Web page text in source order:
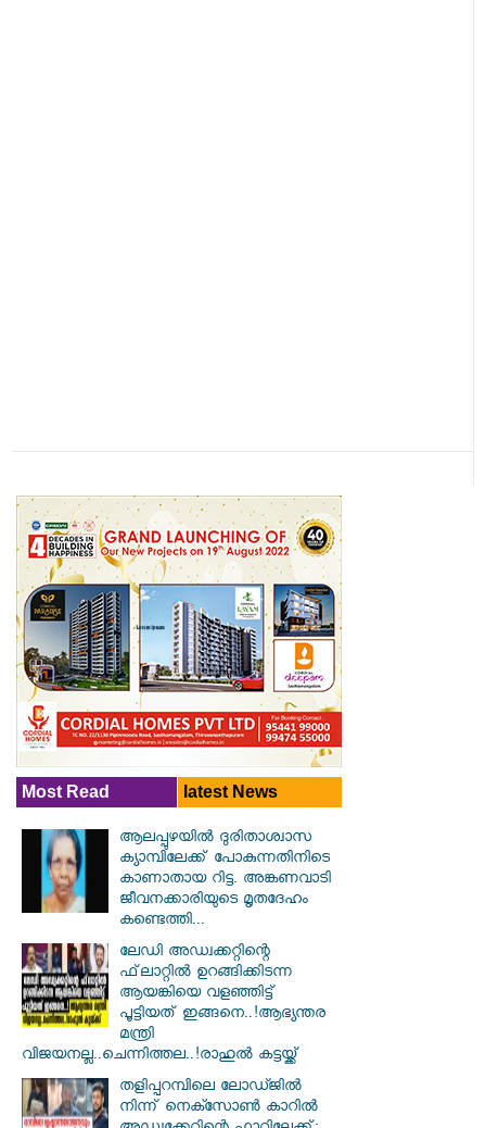
Most Read latest News
ആലപ്പുഴയിൽ ​ദുരിതാശ്വാസ
ക്യാമ്പിലേക്ക് പോകുന്നതിനിടെ
കാണാതായ റിട്ട. അങ്കണവാടി
ജീവനക്കാരിയുടെ മൃതദേഹം
കണ്ടെത്തി...
ലേഡി അഡ്വക്കറ്റിന്റെ
ഫ്‌ലാറ്റിൽ ഉറങ്ങിക്കിടന്ന
ആയങ്കിയെ വളഞ്ഞിട്ട്
പൂട്ടിയത് ഇങ്ങനെ..!ആഭ്യന്തര
മന്ത്രി
വിജയനല്ല..ചെന്നിത്തല..!രാഹുൽ കട്ടയ്ക്ക്
തളിപ്പറമ്പിലെ ലോഡ്ജിൽ
നിന്ന് നെക്സോൺ കാറിൽ